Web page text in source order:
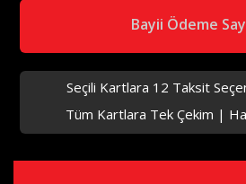
Bayii Ödeme
Seçili Kartlara 12 Taksit
Tüm Kartlara Tek Çekim |